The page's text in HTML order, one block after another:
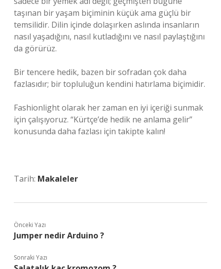
taşınan bir yaşam biçiminin küçük ama güçlü bir
temsilidir. Dilin içinde dolaşırken aslında insanların
nasıl yaşadığını, nasıl kutladığını ve nasıl paylaştığını
da görürüz.
Bir tencere hedik, bazen bir sofradan çok daha
fazlasıdır; bir topluluğun kendini hatırlama biçimidir.
Fashionlight olarak her zaman en iyi içeriği sunmak
için çalışıyoruz. “Kürtçe’de hedik ne anlama gelir”
konusunda daha fazlası için takipte kalın!
Tarih: Makaleler
Önceki Yazı
Jumper nedir Arduino ?
Sonraki Yazı